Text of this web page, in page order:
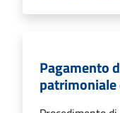
Pagamento
patrimoniale